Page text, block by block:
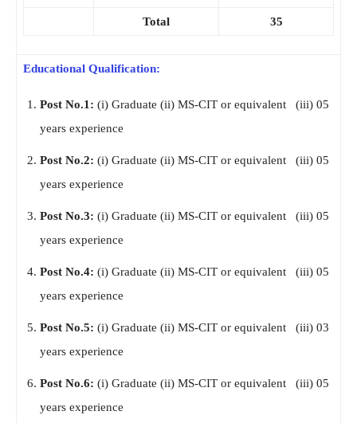
Total 35
Educational Qualification:
Post No.1: (i) Graduate (ii) MS-CIT or equivalent (iii) 05
years experience
Post No.2: (i) Graduate (ii) MS-CIT or equivalent (iii) 05
years experience
Post No.3: (i) Graduate (ii) MS-CIT or equivalent (iii) 05
years experience
Post No.4: (i) Graduate (ii) MS-CIT or equivalent (iii) 05
years experience
Post No.5: (i) Graduate (ii) MS-CIT or equivalent (iii) 03
years experience
Post No.6: (i) Graduate (ii) MS-CIT or equivalent (iii) 05
years experience